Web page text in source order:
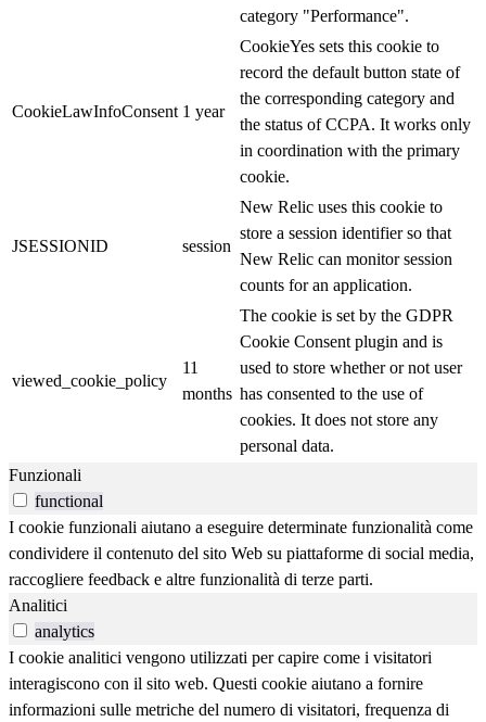
category "Performance".
CookieLawInfoConsent 1 year
CookieYes sets this cookie to
record the default button state of
the corresponding category and
the status of CCPA. It works only
in coordination with the primary
cookie.
JSESSIONID session
New Relic uses this cookie to
store a session identifier so that
New Relic can monitor session
counts for an application.
viewed_cookie_policy
11
months
The cookie is set by the GDPR
Cookie Consent plugin and is
used to store whether or not user
has consented to the use of
cookies. It does not store any
personal data.
Funzionali
functional
I cookie funzionali aiutano a eseguire determinate funzionalità come
condividere il contenuto del sito Web su piattaforme di social media,
raccogliere feedback e altre funzionalità di terze parti.
Analitici
analytics
I cookie analitici vengono utilizzati per capire come i visitatori
interagiscono con il sito web. Questi cookie aiutano a fornire
informazioni sulle metriche del numero di visitatori, frequenza di